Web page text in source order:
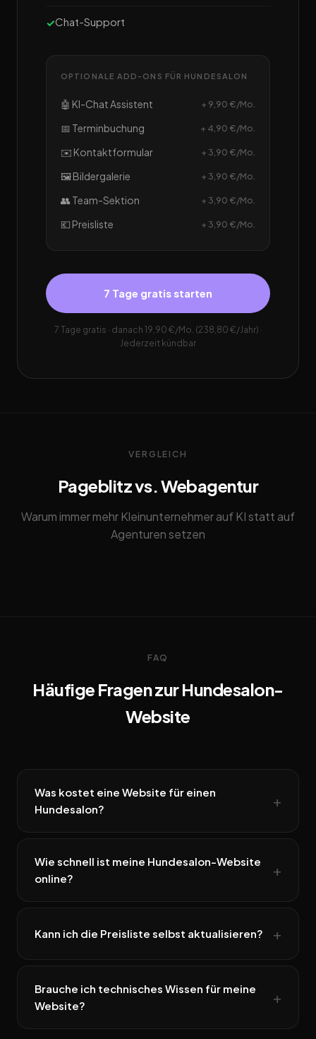
Chat-Support
OPTIONALE ADD-ONS FÜR HUNDESALON
🤖 KI-Chat Assistent + 9,90 €/Mo.
📅 Terminbuchung + 4,90 €/Mo.
✉️ Kontaktformular + 3,90 €/Mo.
🖼️ Bildergalerie + 3,90 €/Mo.
👥 Team-Sektion + 3,90 €/Mo.
💶 Preisliste + 3,90 €/Mo.
7 Tage gratis starten
7 Tage gratis · danach 19,90 €/Mo. (238,80 €/Jahr) ·
Jederzeit kündbar
VERGLEICH
Pageblitz vs. Webagentur
Warum immer mehr Kleinunternehmer auf KI statt auf
Agenturen setzen
FAQ
Häufige Fragen zur Hundesalon-
Website
Was kostet eine Website für einen
Hundesalon?
Wie schnell ist meine Hundesalon-Website
online?
Kann ich die Preisliste selbst aktualisieren?
Brauche ich technisches Wissen für meine
Website?